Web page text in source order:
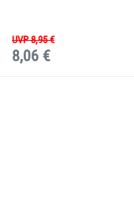
UVP 8,95 €
8,06 €